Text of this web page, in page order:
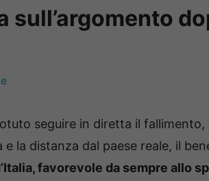
sull’argomento
seguire in diretta il
e la distanza dal paese reale, il
favorevole da sempre allo